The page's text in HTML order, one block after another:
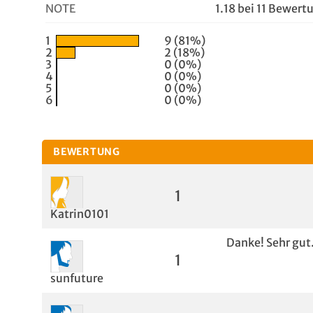
NOTE 1.18 bei 11
1
9 (81%)
2
2 (18%)
3
0 (0%)
4
0 (0%)
5
0 (0%)
6
0 (0%)
BEWERTUNG
Katrin0101
1
sunfuture
1
Danke! Sehr gut.